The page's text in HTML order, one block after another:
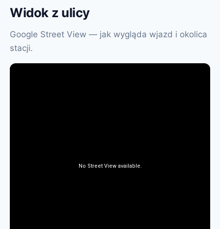
Widok z ulicy
Google Street View — jak wygląda wjazd i okolica
stacji.